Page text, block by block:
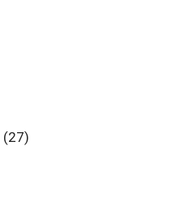
(27)